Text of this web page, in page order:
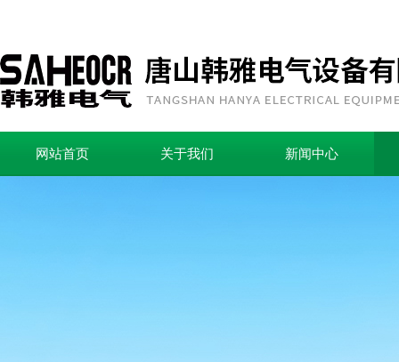
网站首页 关于我们 新闻中心